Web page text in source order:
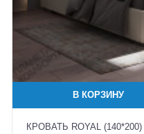
В КОРЗИНУ
КРОВАТЬ ROYAL